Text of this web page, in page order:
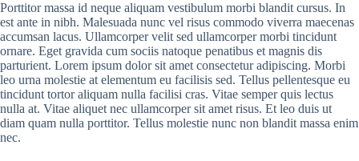
Porttitor massa id neque aliquam vestibulum morbi blandit cursus. In
est ante in nibh. Malesuada nunc vel risus commodo viverra maecenas
accumsan lacus. Ullamcorper velit sed ullamcorper morbi tincidunt
ornare. Eget gravida cum sociis natoque penatibus et magnis dis
parturient. Lorem ipsum dolor sit amet consectetur adipiscing. Morbi
leo urna molestie at elementum eu facilisis sed. Tellus pellentesque eu
tincidunt tortor aliquam nulla facilisi cras. Vitae semper quis lectus
nulla at. Vitae aliquet nec ullamcorper sit amet risus. Et leo duis ut
diam quam nulla porttitor. Tellus molestie nunc non blandit massa enim
nec.